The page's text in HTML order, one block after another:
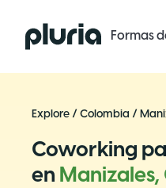
Logo Pluria Formas
Explore / Colombia /
Coworking
en